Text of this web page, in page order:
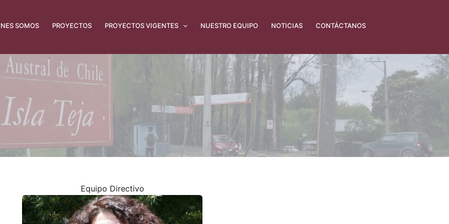
SOMOS PROYECTOS PROYECTOS VIGENTES NUESTRO EQUIPO NOTICIAS CONTÁCTANOS
Equipo Directivo